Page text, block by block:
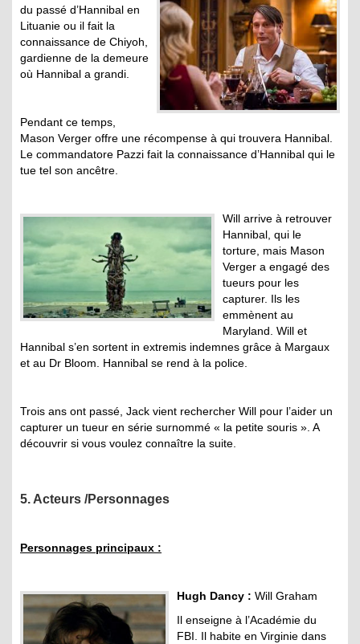
du passé d’Hannibal en
Lituanie ou il fait la
connaissance de Chiyoh,
gardienne de la demeure
où Hannibal a grandi.
Pendant ce temps,
Mason Verger offre une récompense à qui trouvera Hannibal.
Le commandatore Pazzi fait la connaissance d’Hannibal qui le
tue tel son ancêtre.
Will arrive à retrouver
Hannibal, qui le
torture, mais Mason
Verger a engagé des
tueurs pour les
capturer. Ils les
emmènent au
Maryland. Will et
Hannibal s’en sortent in extremis indemnes grâce à Margaux
et au Dr Bloom. Hannibal se rend à la police.
Trois ans ont passé, Jack vient rechercher Will pour l’aider un
capturer un tueur en série surnommé « la petite souris ». A
découvrir si vous voulez connaître la suite.
5. Acteurs /Personnages
Personnages principaux :
Hugh Dancy : Will Graham
Il enseigne à l’Académie du
FBI. Il habite en Virginie dans